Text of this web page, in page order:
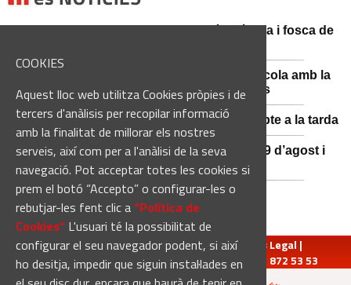
COOKIES
Aquest lloc web utilitza Cookies pròpies i de
tercers d'anàlisis per recopilar informació
amb la finalitat de millorar els nostres
serveis, així com per a l'anàlisi de la seva
navegació. Pot acceptar totes les cookies si
prem el botó “Accepto” o configurar-les o
rebutjar-les fent clic a“Política de
Cookies“ L'usuari té la possibilitat de
configurar el seu navegador podent, si així
ho desitja, impedir que siguin instal·lades en
Catalunya es prepara per a la nit més màgica i fosca de
Sant Fruitós posa en valor el patrimoni agrícola amb la
restauració i exposició de peces històriques
Es manté la previsió de pluges fortes dissabte a la tarda
El 3x3 de bàsquet de Solsona s’avança al 29 d’agost i
estrena premis en metàl·lic
redaccio@manresadiari.cat|Qui som Avís Legal |
Pompeu Fabra, 7-13, 08240-Manresa | Tel.: 93 872 53 53